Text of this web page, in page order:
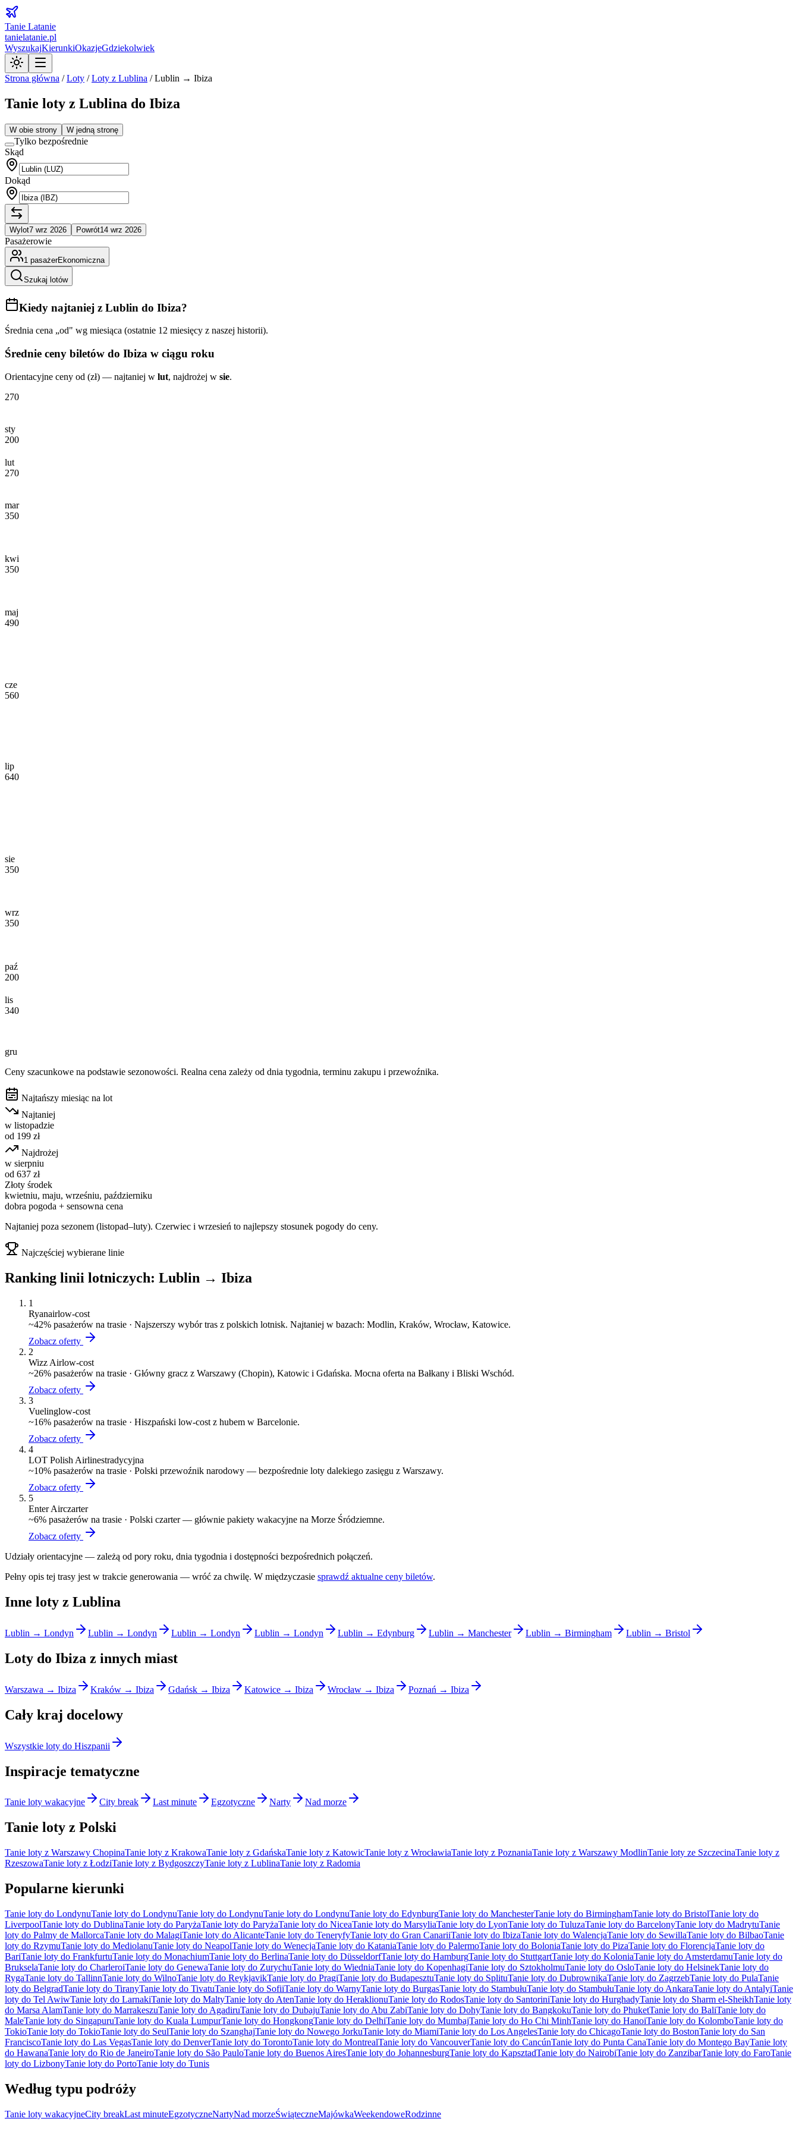
Tanie Latanie
tanielatanie.pl
WyszukajKierunkiOkazjeGdziekolwiek
Strona główna /Loty /Loty z Lublina /Lublin → Ibiza
Tanie loty z Lublina do Ibiza
W obie strony W jedną stronę
Tylko bezpośrednie
Skąd
Dokąd
Wylot7 wrz 2026 Powrót14 wrz 2026
Pasażerowie
1 pasażerEkonomiczna
Szukaj lotów
Kiedy najtaniej z Lublin do Ibiza?
Średnia cena „od" wg miesiąca (ostatnie 12 miesięcy z naszej historii).
Średnie ceny biletów do Ibiza w ciągu roku
Orientacyjne ceny od (zł) — najtaniej w lut, najdrożej w sie.
270
sty
200
lut
270
mar
350
kwi
350
maj
490
cze
560
lip
640
sie
350
wrz
350
paź
200
lis
340
gru
Ceny szacunkowe na podstawie sezonowości. Realna cena zależy od dnia tygodnia, terminu zakupu i przewoźnika.
Najtańszy miesiąc na lot
Najtaniej
w listopadzie
od 199 zł
Najdrożej
w sierpniu
od 637 zł
Złoty środek
kwietniu, maju, wrześniu, październiku
dobra pogoda + sensowna cena
Najtaniej poza sezonem (listopad–luty). Czerwiec i wrzesień to najlepszy stosunek pogody do ceny.
Najczęściej wybierane linie
Ranking linii lotniczych: Lublin → Ibiza
1
Ryanairlow-cost
~42% pasażerów na trasie · Najszerszy wybór tras z polskich lotnisk. Najtaniej w bazach: Modlin, Kraków, Wrocław, Katowice.
Zobacz oferty
2
Wizz Airlow-cost
~26% pasażerów na trasie · Główny gracz z Warszawy (Chopin), Katowic i Gdańska. Mocna oferta na Bałkany i Bliski Wschód.
Zobacz oferty
3
Vuelinglow-cost
~16% pasażerów na trasie · Hiszpański low-cost z hubem w Barcelonie.
Zobacz oferty
4
LOT Polish Airlinestradycyjna
~10% pasażerów na trasie · Polski przewoźnik narodowy — bezpośrednie loty dalekiego zasięgu z Warszawy.
Zobacz oferty
5
Enter Airczarter
~6% pasażerów na trasie · Polski czarter — głównie pakiety wakacyjne na Morze Śródziemne.
Zobacz oferty
Udziały orientacyjne — zależą od pory roku, dnia tygodnia i dostępności bezpośrednich połączeń.
Pełny opis tej trasy jest w trakcie generowania — wróć za chwilę. W międzyczasie sprawdź aktualne ceny biletów.
Inne loty z Lublina
Lublin → Londyn Lublin → Londyn Lublin → Londyn Lublin → Londyn Lublin → Edynburg Lublin → Manchester Lublin → Birmingham Lublin → Bristol
Loty do Ibiza z innych miast
Warszawa → Ibiza Kraków → Ibiza Gdańsk → Ibiza Katowice → Ibiza Wrocław → Ibiza Poznań → Ibiza
Cały kraj docelowy
Wszystkie loty do Hiszpanii
Inspiracje tematyczne
Tanie loty wakacyjne City break Last minute Egzotyczne Narty Nad morze
Tanie loty z Polski
Tanie loty z Warszawy ChopinaTanie loty z KrakowaTanie loty z GdańskaTanie loty z KatowicTanie loty z WrocławiaTanie loty z PoznaniaTanie loty z Warszawy ModlinTanie loty ze SzczecinaTanie loty z
RzeszowaTanie loty z ŁodziTanie loty z BydgoszczyTanie loty z LublinaTanie loty z Radomia
Popularne kierunki
Tanie loty do LondynuTanie loty do LondynuTanie loty do LondynuTanie loty do LondynuTanie loty do EdynburgTanie loty do ManchesterTanie loty do BirminghamTanie loty do BristolTanie loty do
LiverpoolTanie loty do DublinaTanie loty do ParyżaTanie loty do ParyżaTanie loty do NiceaTanie loty do MarsyliaTanie loty do LyonTanie loty do TuluzaTanie loty do BarcelonyTanie loty do MadrytuTanie
loty do Palmy de MallorcaTanie loty do MalagiTanie loty do AlicanteTanie loty do TeneryfyTanie loty do Gran CanariiTanie loty do IbizaTanie loty do WalencjaTanie loty do SewillaTanie loty do BilbaoTanie
loty do RzymuTanie loty do MediolanuTanie loty do NeapolTanie loty do WenecjaTanie loty do KataniaTanie loty do PalermoTanie loty do BoloniaTanie loty do PizaTanie loty do FlorencjaTanie loty do
BariTanie loty do FrankfurtuTanie loty do MonachiumTanie loty do BerlinaTanie loty do DüsseldorfTanie loty do HamburgTanie loty do StuttgartTanie loty do KoloniaTanie loty do AmsterdamuTanie loty do
BrukselaTanie loty do CharleroiTanie loty do GenewaTanie loty do ZurychuTanie loty do WiedniaTanie loty do KopenhagiTanie loty do SztokholmuTanie loty do OsloTanie loty do HelsinekTanie loty do
RygaTanie loty do TallinnTanie loty do WilnoTanie loty do ReykjavikTanie loty do PragiTanie loty do BudapesztuTanie loty do SplituTanie loty do DubrownikaTanie loty do ZagrzebTanie loty do PulaTanie
loty do BelgradTanie loty do TiranyTanie loty do TivatuTanie loty do SofiiTanie loty do WarnyTanie loty do BurgasTanie loty do StambułuTanie loty do StambułuTanie loty do AnkaraTanie loty do AntalyiTanie
loty do Tel AwiwTanie loty do LarnakiTanie loty do MaltyTanie loty do AtenTanie loty do HeraklionuTanie loty do RodosTanie loty do SantoriniTanie loty do HurghadyTanie loty do Sharm el-SheikhTanie loty
do Marsa AlamTanie loty do MarrakeszuTanie loty do AgadiruTanie loty do DubajuTanie loty do Abu ZabiTanie loty do DohyTanie loty do BangkokuTanie loty do PhuketTanie loty do BaliTanie loty do
MaleTanie loty do SingapuruTanie loty do Kuala LumpurTanie loty do HongkongTanie loty do DelhiTanie loty do MumbajTanie loty do Ho Chi MinhTanie loty do HanoiTanie loty do KolomboTanie loty do
TokioTanie loty do TokioTanie loty do SeulTanie loty do SzanghajTanie loty do Nowego JorkuTanie loty do MiamiTanie loty do Los AngelesTanie loty do ChicagoTanie loty do BostonTanie loty do San
FranciscoTanie loty do Las VegasTanie loty do DenverTanie loty do TorontoTanie loty do MontrealTanie loty do VancouverTanie loty do CancúnTanie loty do Punta CanaTanie loty do Montego BayTanie loty
do HawanaTanie loty do Rio de JaneiroTanie loty do São PauloTanie loty do Buenos AiresTanie loty do JohannesburgTanie loty do KapsztadTanie loty do NairobiTanie loty do ZanzibarTanie loty do FaroTanie
loty do LizbonyTanie loty do PortoTanie loty do Tunis
Według typu podróży
Tanie loty wakacyjneCity breakLast minuteEgzotyczneNartyNad morzeŚwiąteczneMajówkaWeekendoweRodzinne